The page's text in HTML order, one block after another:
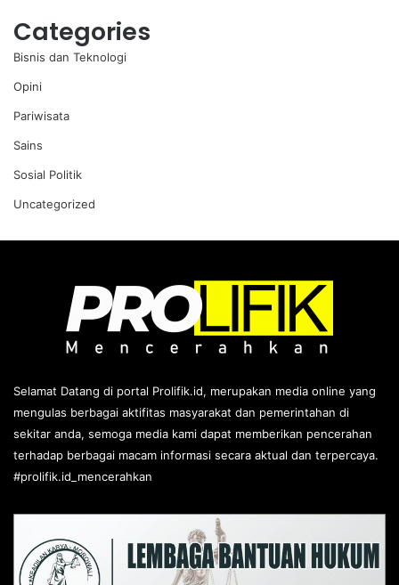
Categories
Bisnis dan Teknologi
Opini
Pariwisata
Sains
Sosial Politik
Uncategorized
Selamat Datang di portal Prolifik.id, merupakan media online yang
mengulas berbagai aktifitas masyarakat dan pemerintahan di
sekitar anda, semoga media kami dapat memberikan pencerahan
terhadap berbagai macam informasi secara aktual dan terpercaya.
#prolifik.id_mencerahkan